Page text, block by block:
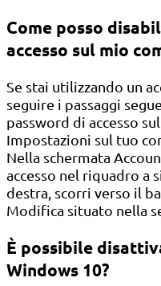
Come posso
accesso sul mio
Se stai utilizzando un
seguire i passaggi
password di accesso
Impostazioni sul tuo
Nella schermata
accesso nel riquadro a
destra, scorri verso il
Modifica situato nella
È possibile
Windows 10?